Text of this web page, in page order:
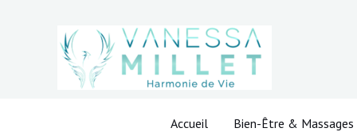
Accueil Bien-Être & Massages